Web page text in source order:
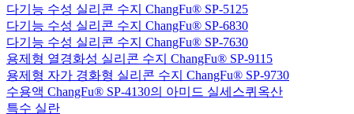
다기능 수성 실리콘 수지 ChangFu® SP-5125
다기능 수성 실리콘 수지 ChangFu® SP-6830
다기능 수성 실리콘 수지 ChangFu® SP-7630
용제형 열경화성 실리콘 수지 ChangFu® SP-9115
용제형 자가 경화형 실리콘 수지 ChangFu® SP-9730
수용액 ChangFu® SP-4130의 아미드 실세스퀴옥산
특수 실란